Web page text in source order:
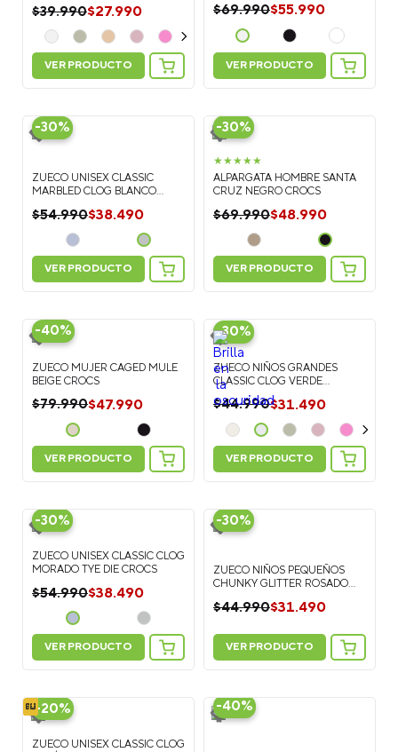
$39.990$27.990
VER PRODUCTO
$69.990$55.990
VER PRODUCTO
-30%
ZUECO UNISEX CLASSIC
MARBLED CLOG BLANCO
$54.990$38.490
VER PRODUCTO
-30%
★★★★★
ALPARGATA HOMBRE SANTA
CRUZ NEGRO CROCS
$69.990$48.990
VER PRODUCTO
-40%
ZUECO MUJER CAGED MULE
BEIGE CROCS
$79.990$47.990
VER PRODUCTO
-30%
ZUECO NIÑOS GRANDES
CLASSIC CLOG VERDE
FLUORESCENTE CROCS
$44.990$31.490
VER PRODUCTO
-30%
ZUECO UNISEX CLASSIC CLOG
MORADO TYE DIE CROCS
$54.990$38.490
VER PRODUCTO
-30%
ZUECO NIÑOS PEQUEÑOS
CHUNKY GLITTER ROSADO
$44.990$31.490
VER PRODUCTO
-20%
ZUECO UNISEX CLASSIC CLOG
-40%